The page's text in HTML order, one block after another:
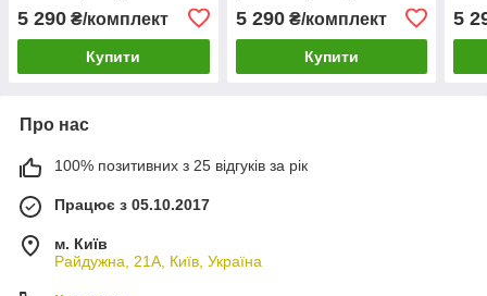
Genesis G80
5 290 ₴/комплект
Купити
5 290₴/комплект
Купити
5
Про нас
100% позитивних з 25 відгуків за рік
Працює з 05.10.2017
м. Київ
Райдужна, 21А, Київ, Україна